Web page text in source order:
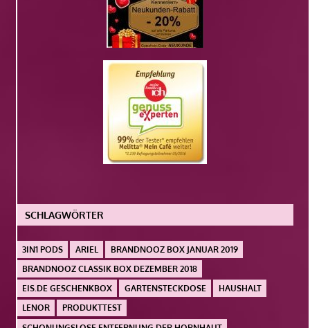
SCHLAGWÖRTER
3IN1 PODS ARIEL
BRANDNOOZ BOX JANUAR 2019
BRANDNOOZ CLASSIK BOX DEZEMBER 2018
EIS.DE GESCHENKBOX
GARTENSTECKDOSE
HAUSHALT
LENOR
PRODUKTTEST